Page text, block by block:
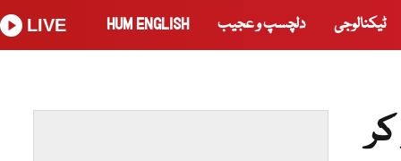
ٹیکنالوجی دلچسپ و عجیب HUM ENGLISH
LIVE